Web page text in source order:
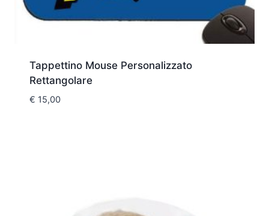
Tappettino Mouse Personalizzato
Rettangolare
€ 15,00